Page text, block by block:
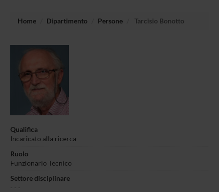
Home Dipartimento Persone Tarcisio Bonotto
Qualifica
Incaricato alla ricerca
Ruolo
Funzionario Tecnico
Settore disciplinare
- - -